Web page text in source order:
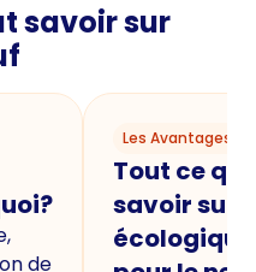
savoir sur
de
Les Avantages
Tout ce
savoir sur
écologique